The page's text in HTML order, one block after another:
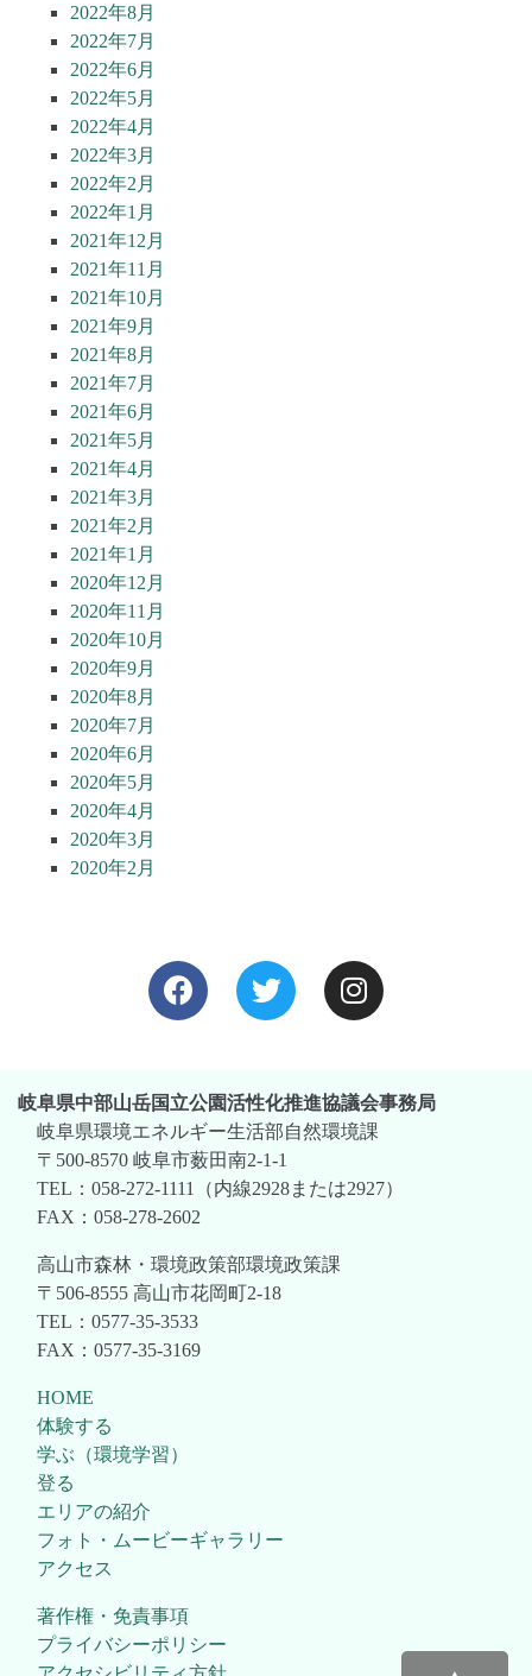
2022年8月
2022年7月
2022年6月
2022年5月
2022年4月
2022年3月
2022年2月
2022年1月
2021年12月
2021年11月
2021年10月
2021年9月
2021年8月
2021年7月
2021年6月
2021年5月
2021年4月
2021年3月
2021年2月
2021年1月
2020年12月
2020年11月
2020年10月
2020年9月
2020年8月
2020年7月
2020年6月
2020年5月
2020年4月
2020年3月
2020年2月
岐阜県中部山岳国立公園活性化推進協議会事務局
岐阜県環境エネルギー生活部自然環境課
〒500-8570 岐阜市薮田南2-1-1
TEL：058-272-1111（内線2928または2927）
FAX：058-278-2602
高山市森林・環境政策部環境政策課
〒506-8555 高山市花岡町2-18
TEL：0577-35-3533
FAX：0577-35-3169
HOME
体験する
学ぶ（環境学習）
登る
エリアの紹介
フォト・ムービーギャラリー
アクセス
著作権・免責事項
プライバシーポリシー